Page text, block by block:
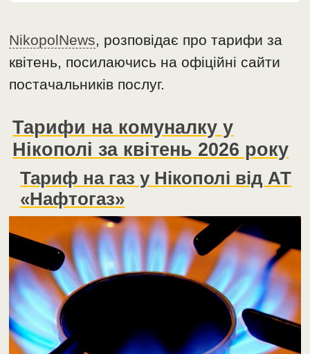
NikopolNews, розповідає про тарифи за
квітень, посилаючись на офіційні сайти
постачальників послуг.
Тарифи на комуналку у
Нікополі за квітень 2026 року
Тариф на газ у Нікополі від АТ
«Нафтогаз»